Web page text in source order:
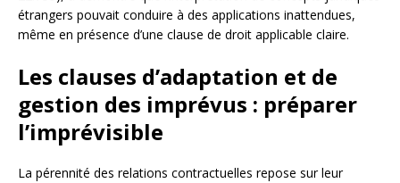
étrangers pouvait conduire à des applications inattendues,
même en présence d’une clause de droit applicable claire.
Les clauses d’adaptation et de
gestion des imprévus : préparer
l’imprévisible
La pérennité des relations contractuelles repose sur leur